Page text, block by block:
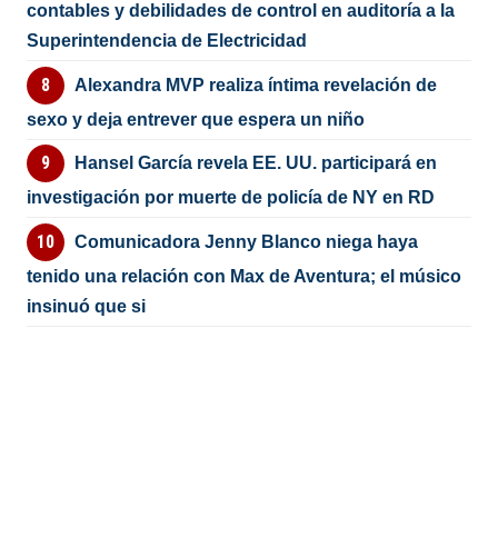
contables y debilidades de control en auditoría a la
Superintendencia de Electricidad
Alexandra MVP realiza íntima revelación de
sexo y deja entrever que espera un niño
Hansel García revela EE. UU. participará en
investigación por muerte de policía de NY en RD
Comunicadora Jenny Blanco niega haya
tenido una relación con Max de Aventura; el músico
insinuó que si